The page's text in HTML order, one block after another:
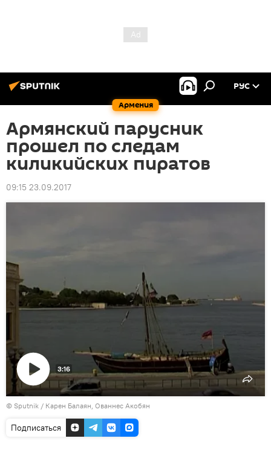
Армения
РУС
Армянский парусник
прошел по следам
киликийских пиратов
09:15 23.09.2017
Воспроизвести
видео
3:16
© Sputnik / Карен Балаян, Ованнес Акобян
Подписаться